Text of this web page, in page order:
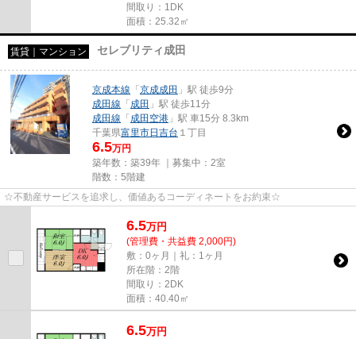
間取り：1DK
面積：25.32㎡
賃貸｜マンション セレブリティ成田
京成本線 「京成成田 」駅 徒歩9分
成田線 「成田 」駅 徒歩11分
成田線 「成田空港 」駅 車15分 8.3km
千葉県富里市日吉台 １丁目
6.5万円
築年数：築39年 ｜募集中： 2室
階数：5階建
☆不動産サービスを追求し、価値あるコーディネートをお約束☆
6.5万円
(管理費・共益費 2,000円)
敷：0ヶ月｜礼：1ヶ月
所在階：2階
間取り：2DK
面積：40.40㎡
6.5万円